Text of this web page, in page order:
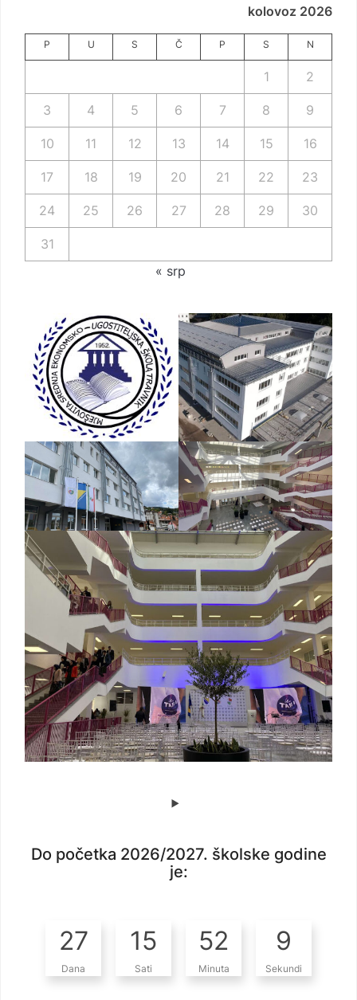
kolovoz 2026
P U S Č P S N
1 2
3 4 5 6 7 8 9
10 11 12 13 14 15 16
17 18 19 20 21 22 23
24 25 26 27 28 29 30
31
« srp
Do početka 2026/2027. školske godine
je:
27
Dana
15
Sati
52
Minuta
8
Sekundi